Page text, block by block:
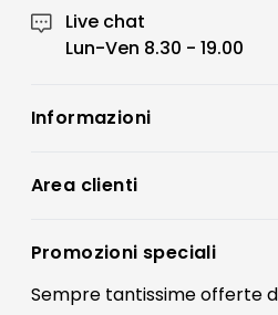
Live chat
Lun-Ven 8.30 - 19.00
Informazioni
Condizioni di vendita
Preferenze Cookies
Termini e condizioni
Area clienti
Registrati
Il mio account
Promozioni speciali
Sempre tantissimeofferte